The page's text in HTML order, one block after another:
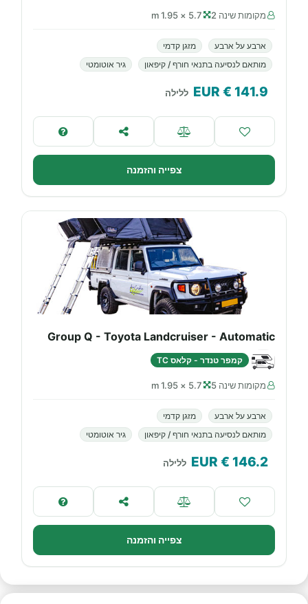
מקומות שינה 2 5.7 × 1.95 m
ארבע על ארבע
מזגן קדמי
מותאם לנסיעה בתנאי חורף / קיפאון
גיר אוטומטי
141.9
€ EUR ללילה
צפייה והזמנה
Group Q - Toyota Landcruiser - Automatic
קמפר טנדר - קלאס TC
מקומות שינה 5 5.7 × 1.95 m
ארבע על ארבע
מזגן קדמי
מותאם לנסיעה בתנאי חורף / קיפאון
גיר אוטומטי
146.2
€ EUR ללילה
צפייה והזמנה